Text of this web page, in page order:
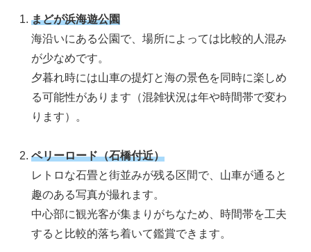
まどが浜海遊公園
海沿いにある公園で、場所によっては比較的人混み
が少なめです。
夕暮れ時には山車の提灯と海の景色を同時に楽しめ
る可能性があります（混雑状況は年や時間帯で変わ
ります）。
ペリーロード（石橋付近）
レトロな石畳と街並みが残る区間で、山車が通ると
趣のある写真が撮れます。
中心部に観光客が集まりがちなため、時間帯を工夫
すると比較的落ち着いて鑑賞できます。